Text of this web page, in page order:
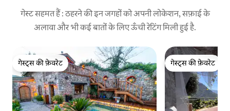
गेस्ट सहमत हैं : ठहरने की इन जगहों को अपनी लोकेशन, सफ़ाई के
अलावा और भी कई बातों के लिए ऊँची रेटिंग मिली हुई है.
गेस्ट्स की फ़ेवरेट
गेस्ट्स की फ़ेवरेट
गेस्ट्स की फ़ेवरेट
गेस्ट्स की फ़ेवरेट